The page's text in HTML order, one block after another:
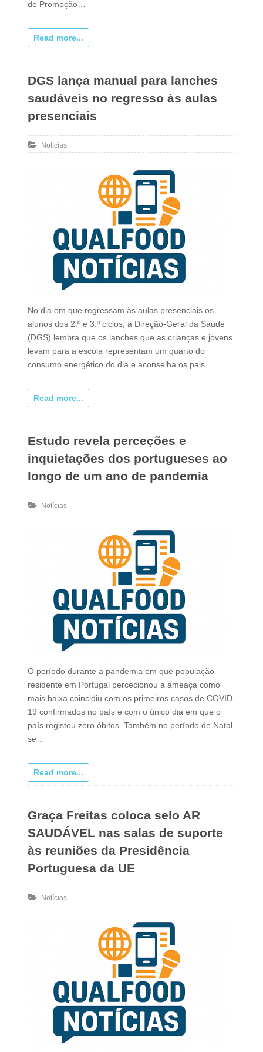
de Promoção…
Read more...
DGS lança manual para lanches
saudáveis no regresso às aulas
presenciais
Notícias
No dia em que regressam às aulas presenciais os
alunos dos 2.º e 3.º ciclos, a Direção-Geral da Saúde
(DGS) lembra que os lanches que as crianças e jovens
levam para a escola representam um quarto do
consumo energético do dia e aconselha os pais…
Read more...
Estudo revela perceções e
inquietações dos portugueses ao
longo de um ano de pandemia
Notícias
O período durante a pandemia em que população
residente em Portugal percecionou a ameaça como
mais baixa coincidiu com os primeiros casos de COVID-
19 confirmados no país e com o único dia em que o
país registou zero óbitos. Também no período de Natal
se…
Read more...
Graça Freitas coloca selo AR
SAUDÁVEL nas salas de suporte
às reuniões da Presidência
Portuguesa da UE
Notícias